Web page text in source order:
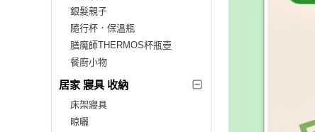
銀髮親子
隨行杯．保溫瓶
膳魔師THERMOS杯瓶壺
餐廚小物
居家 寢具 收納
床架寢具
晾曬